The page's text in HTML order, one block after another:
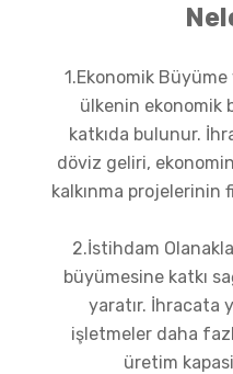
1.Ekonomik
ülkenin ekonomik
katkıda bulunur.
döviz geliri,
kalkınma projelerinin
2.İstihdam
büyümesine katkı
yaratır. İhracata
işletmeler daha
üretim